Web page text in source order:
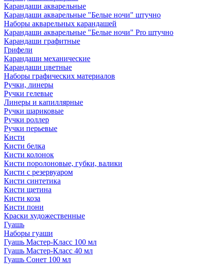
Карандаши акварельные
Карандаши акварельные "Белые ночи" штучно
Наборы акварельных карандашей
Карандаши акварельные "Белые ночи" Pro штучно
Карандаши графитные
Грифели
Карандаши механические
Карандаши цветные
Наборы графических материалов
Ручки, линеры
Ручки гелевые
Линеры и капиллярные
Ручки шариковые
Ручки роллер
Ручки перьевые
Кисти
Кисти белка
Кисти колонок
Кисти поролоновые, губки, валики
Кисти с резервуаром
Кисти синтетика
Кисти щетина
Кисти коза
Кисти пони
Краски художественные
Гуашь
Наборы гуаши
Гуашь Мастер-Класс 100 мл
Гуашь Мастер-Класс 40 мл
Гуашь Сонет 100 мл